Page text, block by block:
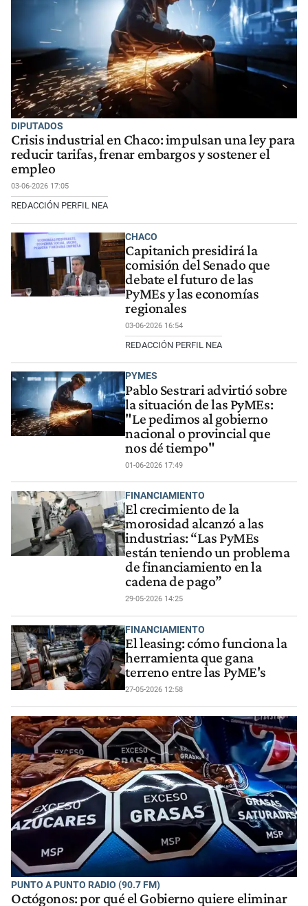
DIPUTADOS
Crisis industrial en Chaco: impulsan una ley para
reducir tarifas, frenar embargos y sostener el
empleo
03-06-2026 17:05
REDACCIÓN PERFIL NEA
CHACO
Capitanich presidirá la
comisión del Senado que
debate el futuro de las
PyMEs y las economías
regionales
03-06-2026 16:54
REDACCIÓN PERFIL NEA
PYMES
Pablo Sestrari advirtió sobre
la situación de las PyMEs:
"Le pedimos al gobierno
nacional o provincial que
nos dé tiempo"
01-06-2026 17:49
FINANCIAMIENTO
El crecimiento de la
morosidad alcanzó a las
industrias: “Las PyMEs
están teniendo un problema
de financiamiento en la
cadena de pago”
29-05-2026 14:25
FINANCIAMIENTO
El leasing: cómo funciona la
herramienta que gana
terreno entre las PyME's
27-05-2026 12:58
PUNTO A PUNTO RADIO (90.7 FM)
Octógonos: por qué el Gobierno quiere eliminar